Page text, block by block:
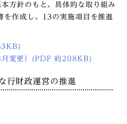
方針のもと、具体的な取り組み
を作成し、13の実施項目を推進
月変更）(PDF 約208KB)
行財政運営の推進